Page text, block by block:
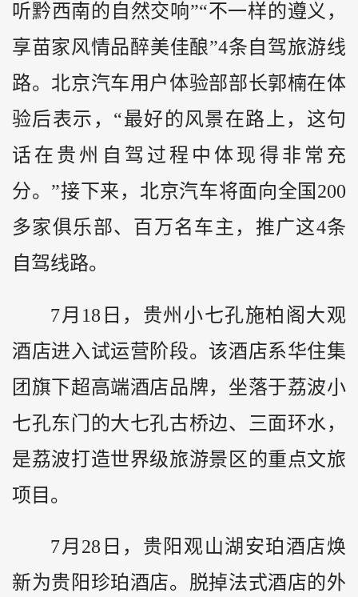
听黔西南的自然交响”“不一样的遵义，
享苗家风情品醉美佳酿”4条自驾旅游线
路。北京汽车用户体验部部长郭楠在体
验后表示，“最好的风景在路上，这句
话在贵州自驾过程中体现得非常充
分。”接下来，北京汽车将面向全国200
多家俱乐部、百万名车主，推广这4条
自驾线路。
7月18日，贵州小七孔施柏阁大观
酒店进入试运营阶段。该酒店系华住集
团旗下超高端酒店品牌，坐落于荔波小
七孔东门的大七孔古桥边、三面环水，
是荔波打造世界级旅游景区的重点文旅
项目。
7月28日，贵阳观山湖安珀酒店焕
新为贵阳珍珀酒店。脱掉法式酒店的外